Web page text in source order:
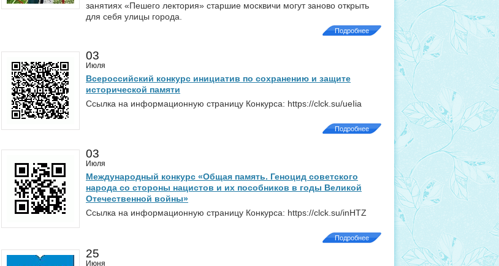
занятиях «Пешего лектория» старшие москвичи могут заново открыть
для себя улицы города.
Подробнее
03
Июля
Всероссийский конкурс инициатив по сохранению и защите
исторической памяти
Ссылка на информационную страницу Конкурса: https://clck.su/ueIia
Подробнее
03
Июля
Международный конкурс «Общая память. Геноцид советского
народа со стороны нацистов и их пособников в годы Великой
Отечественной войны»
Ссылка на информационную страницу Конкурса: https://clck.su/inHTZ
Подробнее
25
Июня